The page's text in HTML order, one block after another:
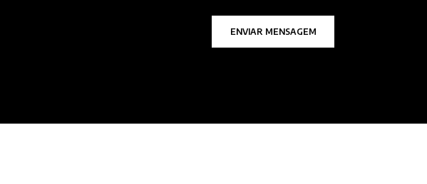
ENVIAR MENSAGEM